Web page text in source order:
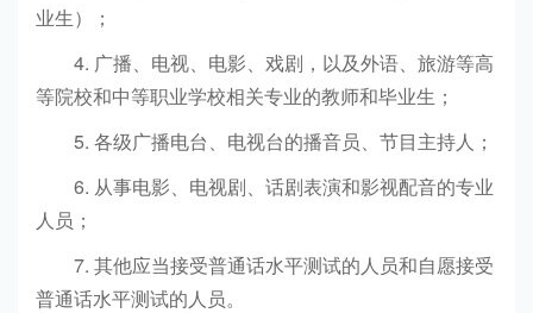
业生）；
4. 广播、电视、电影、戏剧，以及外语、旅游等高
等院校和中等职业学校相关专业的教师和毕业生；
5. 各级广播电台、电视台的播音员、节目主持人；
6. 从事电影、电视剧、话剧表演和影视配音的专业
人员；
7. 其他应当接受普通话水平测试的人员和自愿接受
普通话水平测试的人员。